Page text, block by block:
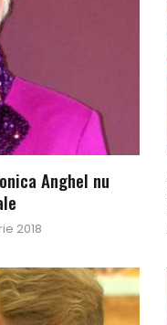
Anghel nu
2018